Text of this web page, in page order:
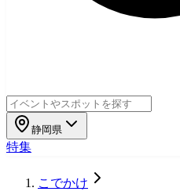
静岡県
特集
こでかけ